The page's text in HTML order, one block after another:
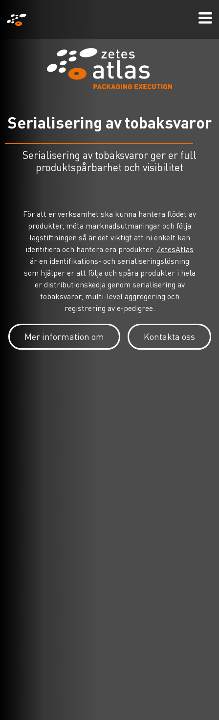
till
huvudinnehåll
Serialisering avtobaksvaror
Serialisering av tobaksvaror ger er full
produktspårbarhet och visibilitet
För att er verksamhet ska kunna hantera flödet av
produkter, möta marknadsutmaningar och följa
lagstiftningen så är det viktigt att ni enkelt kan
identifiera och hantera era produkter. ZetesAtlas
är en identifikations- och serialiseringslösning
som hjälper er att följa och spåra produkter i hela
er distributionskedja genom serialisering av
tobaksvaror, multi-level aggregering och
registrering av e-pedigree.
Mer information om Kontakta oss